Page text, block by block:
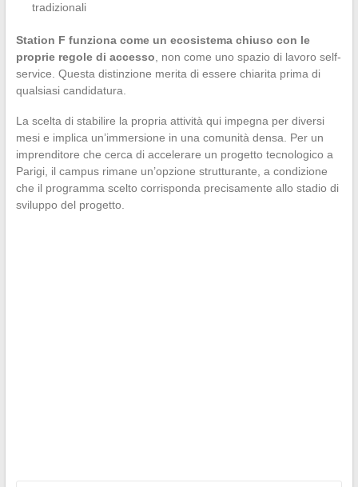
tradizionali
Station F funziona come un ecosistema chiuso con le
proprie regole di accesso, non come uno spazio di lavoro self-
service. Questa distinzione merita di essere chiarita prima di
qualsiasi candidatura.
La scelta di stabilire la propria attività qui impegna per diversi
mesi e implica un’immersione in una comunità densa. Per un
imprenditore che cerca di accelerare un progetto tecnologico a
Parigi, il campus rimane un’opzione strutturante, a condizione
che il programma scelto corrisponda precisamente allo stadio di
sviluppo del progetto.